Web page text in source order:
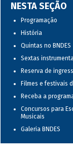
NESTA SEÇÃO
Programação
História
Quintas no BNDES
Sextas
Reserva de
Filmes e festivais
Receba a
Concursos para
Musicais
Galeria BNDES